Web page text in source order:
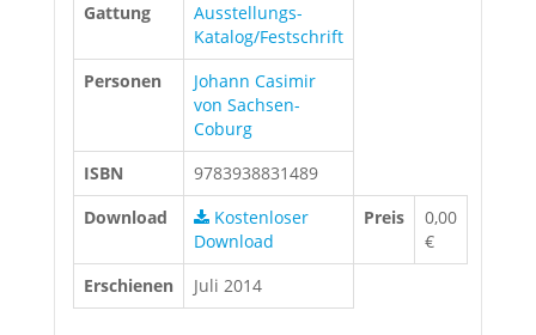
Gattung
Ausstellungs-
Katalog/Festschrift
Personen
Johann Casimir
von Sachsen-
Coburg
ISBN
9783938831489
Download
Kostenloser
Download
Preis
0,00
€
Erschienen
Juli 2014